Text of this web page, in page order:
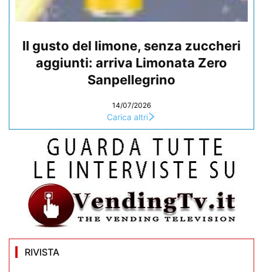
Il gusto del limone, senza zuccheri
aggiunti: arriva Limonata Zero
Sanpellegrino
14/07/2026
Carica altri
RIVISTA